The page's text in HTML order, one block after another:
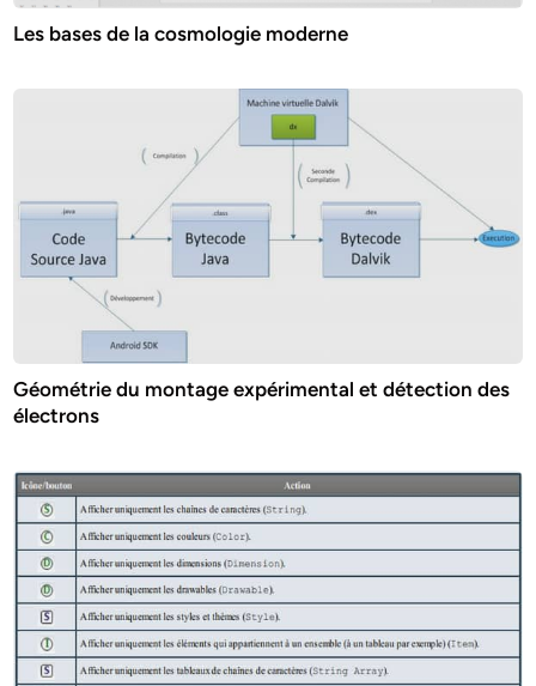
Les bases de la cosmologie moderne
Géométrie du montage expérimental et détection des
électrons